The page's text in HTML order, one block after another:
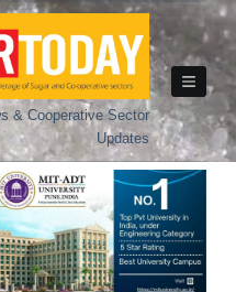
& Cooperative Sector
Updates